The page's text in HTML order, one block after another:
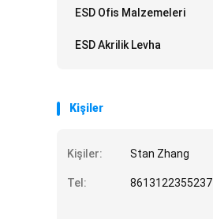
ESD Ofis Malzemeleri
ESD Akrilik Levha
Kişiler
Kişiler: Stan Zhang
Tel: 8613122355237